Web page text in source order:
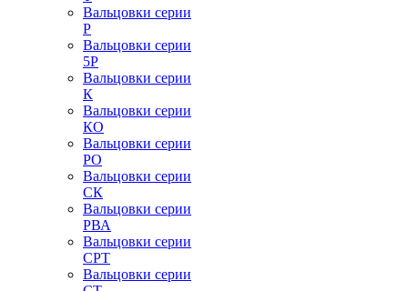
Вальцовки серии
Р
Вальцовки серии
5Р
Вальцовки серии
К
Вальцовки серии
КО
Вальцовки серии
РО
Вальцовки серии
СК
Вальцовки серии
РВА
Вальцовки серии
СРТ
Вальцовки серии